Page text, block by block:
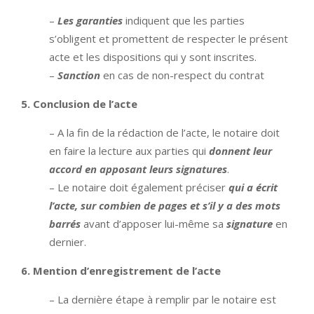
– Les garanties indiquent que les parties
s’obligent et promettent de respecter le présent
acte et les dispositions qui y sont inscrites.
– Sanction en cas de non-respect du contrat
5. Conclusion de l’acte
– A la fin de la rédaction de l’acte, le notaire doit
en faire la lecture aux parties qui donnent leur
accord en apposant leurs signatures.
– Le notaire doit également préciser qui a écrit
l’acte, sur combien de pages et s’il y a des mots
barrés avant d’apposer lui-même sa signature en
dernier.
6. Mention d’enregistrement de l’acte
– La dernière étape à remplir par le notaire est